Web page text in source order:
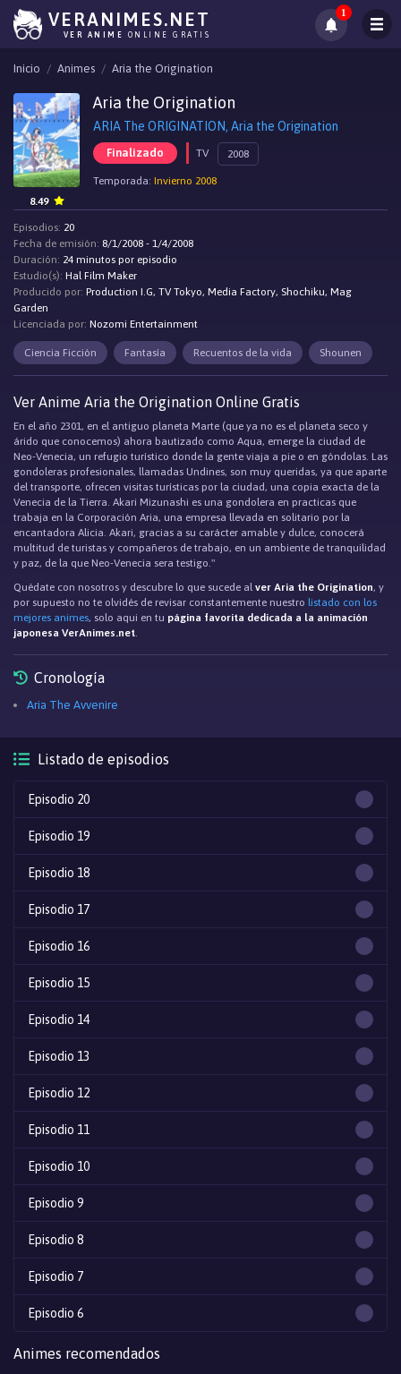
VERANIMES.NET
VER ANIME ONLINE GRATIS
1
Inicio Animes Aria the Origination
Aria the Origination
ARIA The ORIGINATION, Aria the Origination
Finalizado TV 2008
Temporada: Invierno 2008
8.49
Episodios: 20
Fecha de emisión: 8/1/2008 - 1/4/2008
Duración: 24 minutos por episodio
Estudio(s): Hal Film Maker
Producido por: Production I.G, TV Tokyo, Media Factory, Shochiku, Mag
Garden
Licenciada por: Nozomi Entertainment
Ciencia Ficción Fantasía Recuentos de la vida Shounen
Ver Anime Aria the Origination Online Gratis
En el año 2301, en el antiguo planeta Marte (que ya no es el planeta seco y
árido que conocemos) ahora bautizado como Aqua, emerge la ciudad de
Neo-Venecia, un refugio turístico donde la gente viaja a pie o en góndolas. Las
gondoleras profesionales, llamadas Undines, son muy queridas, ya que aparte
del transporte, ofrecen visitas turísticas por la ciudad, una copia exacta de la
Venecia de la Tierra. Akari Mizunashi es una gondolera en practicas que
trabaja en la Corporación Aria, una empresa llevada en solitario por la
encantadora Alicia. Akari, gracias a su carácter amable y dulce, conocerá
multitud de turistas y compañeros de trabajo, en un ambiente de tranquilidad
y paz, de la que Neo-Venecia sera testigo."
Quédate con nosotros y descubre lo que sucede alver Aria the Origination, y
por supuesto no te olvidés de revisar constantemente nuestro listado con los
mejores animes, solo aqui en tu página favorita dedicada a la animación
japonesa VerAnimes.net.
Cronología
Aria The Avvenire
Listado de episodios
Episodio 20
Episodio 19
Episodio 18
Episodio 17
Episodio 16
Episodio 15
Episodio 14
Episodio 13
Episodio 12
Episodio 11
Episodio 10
Episodio 9
Episodio 8
Episodio 7
Episodio 6
Episodio 5.5
Animes recomendados